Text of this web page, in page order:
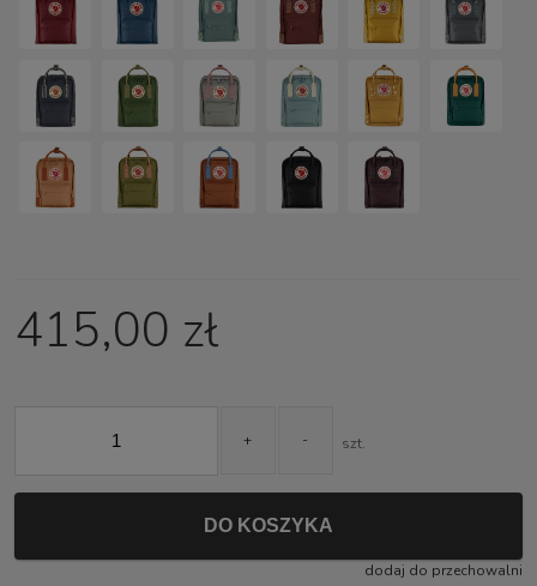
415,00 zł
+ - szt.
DO KOSZYKA
dodaj do przechowalni